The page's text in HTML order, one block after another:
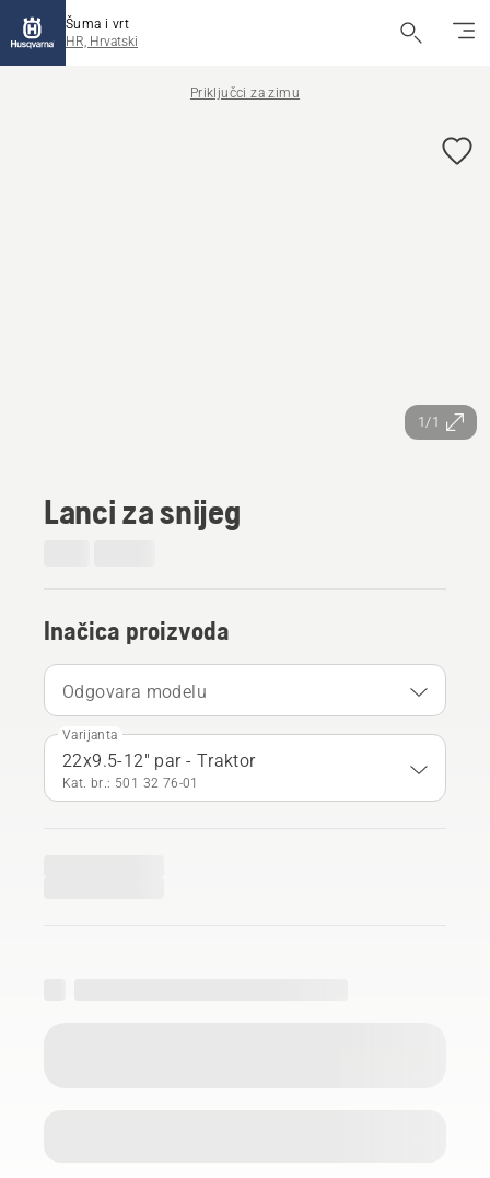
Šuma i vrt
HR, Hrvatski
Priključci za zimu
1/1
Lanci za snijeg
Inačica proizvoda
Odgovara modelu
Varijanta
22x9.5-12" par - Traktor
Kat. br.: 501 32 76‑01